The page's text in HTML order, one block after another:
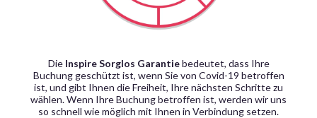
Die Inspire Sorglos Garantiebedeutet, dass Ihre
Buchung geschützt ist, wenn Sie von Covid-19 betroffen
ist, und gibt Ihnen die Freiheit, Ihre nächsten Schritte zu
wählen. Wenn Ihre Buchung betroffen ist, werden wir uns
so schnell wie möglich mit Ihnen in Verbindung setzen.